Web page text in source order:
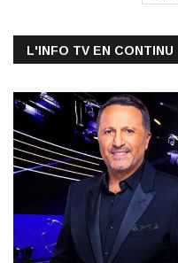
L'INFO TV EN CONTINU